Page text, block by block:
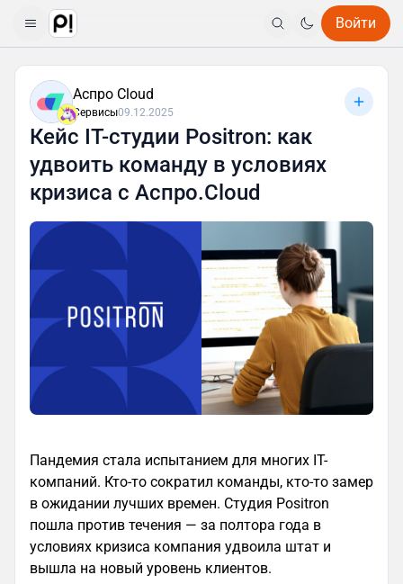
Войти
Аспро Cloud
Сервисы09.12.2025
Кейс IT-студии Positron: как
удвоить команду в условиях
кризиса с Аспро.Cloud
Пандемия стала испытанием для многих IT-
компаний. Кто-то сократил команды, кто-то замер
в ожидании лучших времен. Студия Positron
пошла против течения — за полтора года в
условиях кризиса компания удвоила штат и
вышла на новый уровень клиентов.